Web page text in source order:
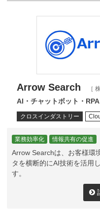
Arrow Search ［
AI・チャットボット・
クロスインダストリー
業務効率化 情報共有の促進
Arrow Searchは、お客様環
タを横断的にAI技術を活用
す。